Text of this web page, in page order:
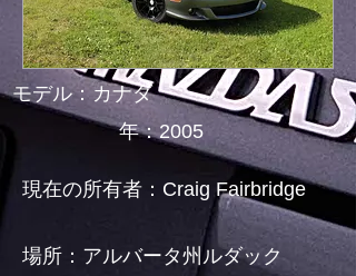
モデル：カナダ
年：2005
現在の所有者：Craig Fairbridge
場所：アルバータ州ルダック